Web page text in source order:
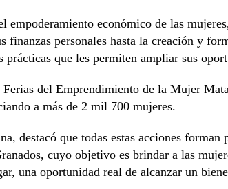
empoderamiento económico de las
finanzas personales hasta la creación y
prácticas que les permiten ampliar sus
del Emprendimiento de la Mujer
a más de 2 mil 700 mujeres.
destacó que todas estas acciones forman
cuyo objetivo es brindar a las
una oportunidad real de alcanzar un